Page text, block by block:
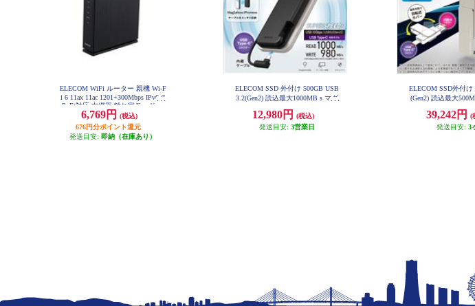
ELECOM WiFi ルーター 親機 Wi-F
i 6 11ax 11ac 1201+300Mbps IPv6 (I
PoE)対応 中継器 離れ家モード ブ
ラック WRC-X1500GS2-B
6,769円
(税込)
676円分ポイント還元
発送目安: 即納（在庫あり）
ELECOM SSD 外付け 500GB USB
3.2(Gen2) 読込最大1000MB s マグ
ポータブル ブラック ESD-EPB050
0GBK
12,980円
(税込)
発送目安: 3営業日
ELECOM SSD外付け
(Gen2) 読込最大
peC USB-A両対応 シ
39,242円
(
発送目安: 3